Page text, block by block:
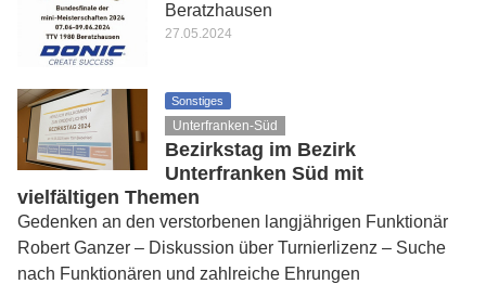
Beratzhausen
27.05.2024
Sonstiges
Unterfranken-Süd
Bezirkstag im Bezirk
Unterfranken Süd mit
vielfältigen Themen
Gedenken an den verstorbenen langjährigen Funktionär
Robert Ganzer – Diskussion über Turnierlizenz – Suche
nach Funktionären und zahlreiche Ehrungen